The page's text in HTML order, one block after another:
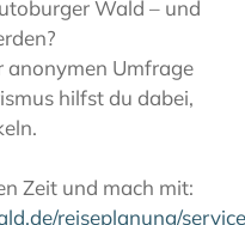
ehem.
EHEM.
Wald – und
anonymen Umfrage
hilfst du dabei,
Zeit und mach mit:
reiseplanung/